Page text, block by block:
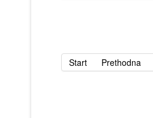
Start Prethodna